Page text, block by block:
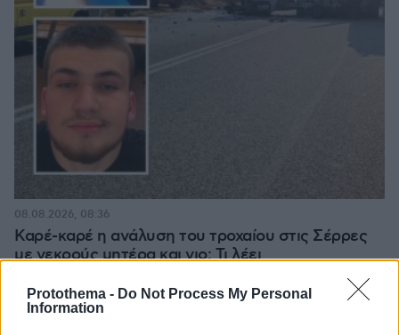
Protothema - Do Not Process My Personal
Information
Καρέ-καρέ η ανάλυση του τροχαίου στις Σέρρες
με νεκρούς μητέρα και γιο: Τι λέει
08.08.2026, 08:36